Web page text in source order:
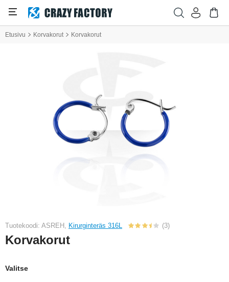
Etusivu Korvakorut Korvakorut
Tuotekoodi: ASREH, Kirurginteräs 316L (3)
Korvakorut
Valitse